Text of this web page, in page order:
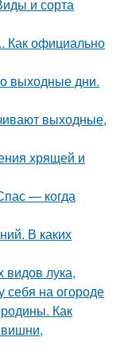
и сорта
Как официально
выходные дни.
выходные,
хрящей и
— когда
В каких
видов лука,
на огороде
Как
вишни,